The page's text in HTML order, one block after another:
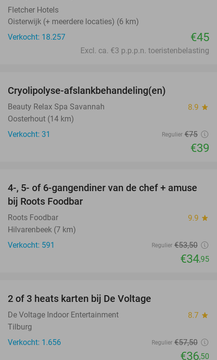
Fletcher Hotels
Oisterwijk (+ meerdere locaties) (6 km)
Verkocht: 18.257
€45
Excl. ca. €3 p.p.p.n. toeristenbelasting
Cryolipolyse-afslankbehandeling(en)
Beauty Relax Spa Savannah 8.9 star
Oosterhout (14 km)
Verkocht: 31
Regulier €75
€39
35%
4-, 5- of 6-gangendiner van de chef + amuse
bij Roots Foodbar
Roots Foodbar 9.9 star
Hilvarenbeek (7 km)
Verkocht: 591
Regulier €53,50
€34,95
2 of 3 heats karten bij De Voltage
De Voltage Indoor Entertainment 8.7 star
Tilburg
Verkocht: 1.656
Regulier €57,50
€36,50